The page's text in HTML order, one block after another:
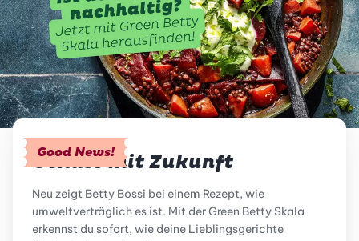
Good News!
Genuss mit Zukunft
Neu zeigt Betty Bossi bei einem Rezept, wie
umweltverträglich es ist. Mit der Green Betty Skala
erkennst du sofort, wie deine Lieblingsgerichte